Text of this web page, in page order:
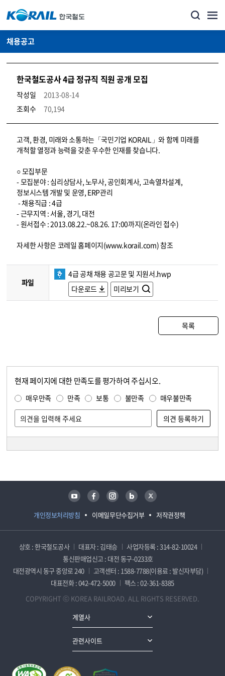
채용공고
한국철도공사 4급 정규직 직원 공개 모집
작성일
2013-08-14
조회수
70,194
코레일소개_경영공시_채용공고 상세보기 – 내용, 파일, 담당자 연락처로 구성
고객, 환경, 미래와 소통하는「국민기업 KORAIL」와 함께 미래를
개척할 열정과 능력을 갖춘 우수한 인재를 찾습니다.
○ 모집부문
- 모집분야 : 심리상담사, 노무사, 공인회계사, 고속열차설계,
정보시스템 개발 및 운영, ERP관리
- 채용직급 : 4급
- 근무지역 : 서울, 경기, 대전
- 원서접수 : 2013.08.22.~08.26. 17:00까지(온라인 접수)
자세한 사항은 코레일 홈페이지(www.korail.com) 참조
파일
4급 공채 채용 공고문 및 지원서.hwp
다운로드
미리보기
목록
현재 페이지에 대한 만족도를 평가하여 주십시오.
매우만족 만족 보통 불만족 매우불만족
개인정보처리방침 이메일무단수집거부 저작권정책
유튜브 페이스북 인스타그램 블로그 트위터
상호 : 한국철도공사 대표자 : 김태승
사업자등록 : 314-82-10024
통신판매업신고 : 대전 동구-0233호
대전광역시 동구 중앙로 240
고객센터 : 1588-7788(이용료 : 발신자부담)
대표전화 : 042-472-5000
팩스 : 02-361-8385
COPYRIGHT ⓒ KOREA RAILROAD. ALL RIGHTS RESERVED.
계열사
관련사이트